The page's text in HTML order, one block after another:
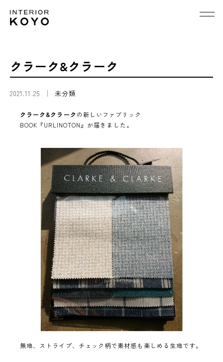
クラーク&クラーク
2021.11.25 未分類
クラーク&クラーク の新しいファブリック
BOOK『URLINOTON』が届きました。
無地、ストライプ、チェック柄で素材感も楽しめる生地です。